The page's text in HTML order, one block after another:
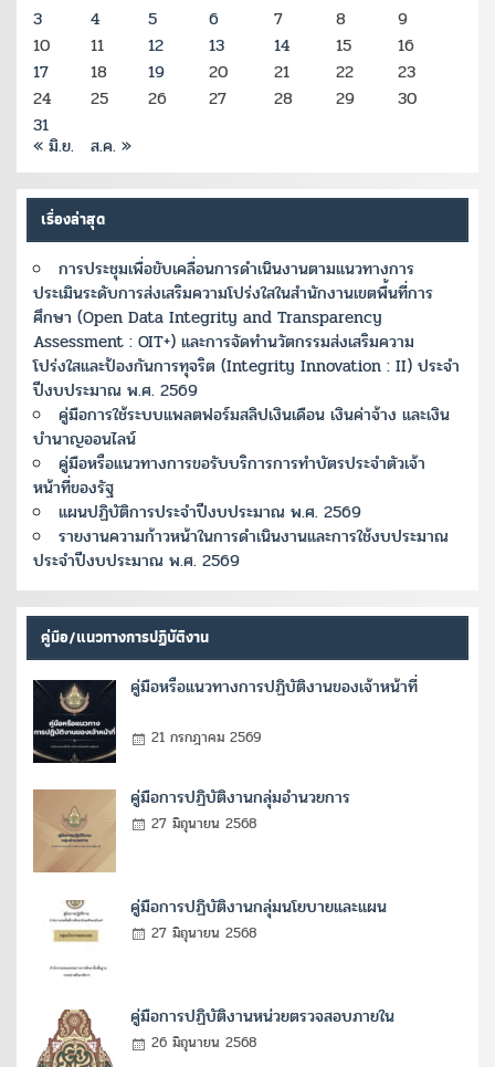
3
4 5 6 7 8
9
10
11 12 13 14 15
16
17
18 19 20 21 22
23
24
25 26 27 28 29
30
31
« มิ.ย. ส.ค. »
เรื่องล่าสุด
การประชุมเพื่อขับเคลื่อนการดำเนินงานตามแนวทางการ
ประเมินระดับการส่งเสริมความโปร่งใสในสำนักงานเขตพื้นที่การ
ศึกษา (Open Data Integrity and Transparency
Assessment : OIT+) และการจัดทำนวัตกรรมส่งเสริมความ
โปร่งใสและป้องกันการทุจริต (Integrity Innovation : II) ประจำ
ปีงบประมาณ พ.ศ. 2569
คู่มือการใช้ระบบแพลตฟอร์มสลิปเงินเดือน เงินค่าจ้าง และเงิน
บำนาญออนไลน์
คู่มือหรือแนวทางการขอรับบริการการทำบัตรประจำตัวเจ้า
หน้าที่ของรัฐ
แผนปฏิบัติการประจำปีงบประมาณ พ.ศ. 2569
รายงานความก้าวหน้าในการดำเนินงานและการใช้งบประมาณ
ประจำปีงบประมาณ พ.ศ. 2569
คู่มือ/แนวทางการปฏิบัติงาน
คู่มือหรือแนวทางการปฏิบัติงานของเจ้าหน้าที่
21 กรกฎาคม 2569
คู่มือการปฏิบัติงานกลุ่มอำนวยการ
27 มิถุนายน 2568
คู่มือการปฏิบัติงานกลุ่มนโยบายและแผน
27 มิถุนายน 2568
คู่มือการปฏิบัติงานหน่วยตรวจสอบภายใน
26 มิถุนายน 2568